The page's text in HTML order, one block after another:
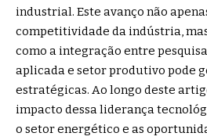
industrial. Este avanço não
competitividade da indústria,
como a integração entre
aplicada e setor produtivo pode
estratégicas. Ao longo deste
impacto dessa liderança
o setor energético e as